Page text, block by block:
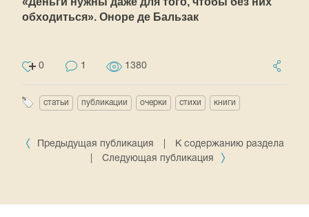
обходиться». Оноре де Бальзак
0 1 1380
статьи публикации очерки стихи книги
Предыдущая публикация
К содержанию раздела
Следующая публикация